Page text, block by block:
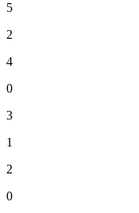
5
2
4
0
3
1
2
0